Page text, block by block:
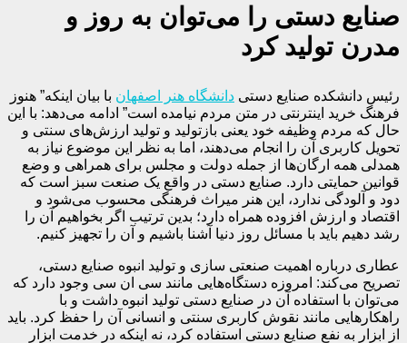
صنایع دستی را می‌توان به روز و
مدرن تولید کرد
رئیس دانشکده صنایع دستی دانشگاه هنر اصفهان با بیان اینکه” هنوز
فرهنگ خرید اینترنتی در متن مردم نیامده است” ادامه می‌دهد: با این
حال که مردم وظیفه خود یعنی بازتولید و تولید ارزش‌های سنتی و
تحویل کاربری آن را انجام می‌دهند، اما به نظر این موضوع نیاز به
همدلی همه ارگان‌ها از جمله دولت و مجلس برای همراهی و وضع
قوانین حمایتی دارد. صنایع دستی در واقع یک صنعت سبز است که
دود و آلودگی ندارد، این هنر میراث فرهنگی محسوب می‌شود و
اقتصاد و ارزش افزوده همراه دارد؛ بدین ترتیب اگر بخواهیم آن را
رشد دهیم باید با مسائل روز دنیا آشنا باشیم و آن را تجهیز کنیم.
عطاری درباره اهمیت صنعتی سازی و تولید انبوه صنایع دستی،
تصریح می‌کند: امروزه دستگاه‌هایی مانند سی ان سی وجود دارد که
می‌توان با استفاده آن در صنایع دستی تولید انبوه داشت و با
راهکارهایی مانند نقوش کاربری سنتی و انسانی آن را حفظ کرد. باید
از ابزار به نفع صنایع دستی استفاده کرد، نه اینکه در خدمت ابزار